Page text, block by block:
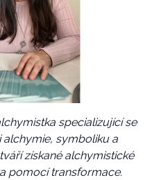
specializující se
symboliku a
získané alchymistické
pomocí transformace.